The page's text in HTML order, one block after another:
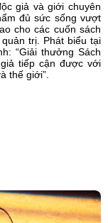
giả và giới chuyên
đủ sức sống vượt
cho các cuốn sách
trị. Phát biểu tại
“Giải thưởng Sách
tiếp cận được với
thế giới”.